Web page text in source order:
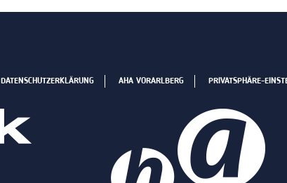
DATENSCHUTZERKLÄRUNG AHA VORARLBERG
PRIVATSPHÄRE-